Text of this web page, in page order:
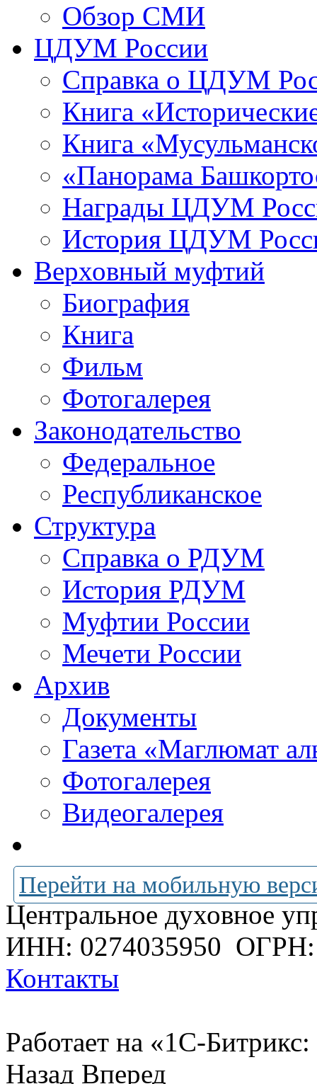
Обзор СМИ
ЦДУМ России
Справка о ЦДУМ
Книга
Книга
«Панорама
Награды ЦДУМ
История ЦДУМ
Верховный муфтий
Биография
Книга
Фильм
Фотогалерея
Законодательство
Федеральное
Республиканское
Структура
Справка о РДУМ
История РДУМ
Муфтии России
Мечети России
Архив
Документы
Газета «Маглюмат
Фотогалерея
Видеогалерея
Перейти на мобильную
Центральное духовное
ИНН: 0274035950 ОГРН:
Контакты
Работает на «1С-
Назад Вперед